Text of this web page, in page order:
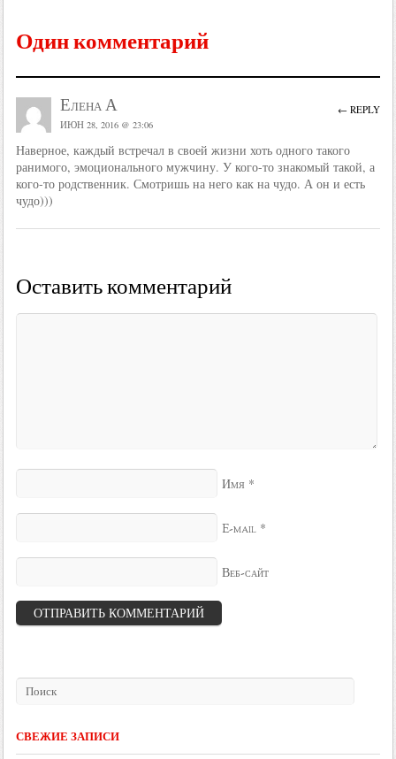
Один комментарий
Елена А
ИЮН 28, 2016 @ 23:06
Наверное, каждый встречал в своей жизни хоть одного такого
ранимого, эмоционального мужчину. У кого-то знакомый такой, а
кого-то родственник. Смотришь на него как на чудо. А он и есть
чудо)))
← REPLY
Оставить комментарий
Имя *
E-mail *
Веб-сайт
СВЕЖИЕ ЗАПИСИ